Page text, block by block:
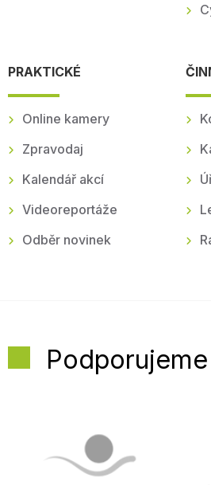
PRAKTICKÉ
Online kamery
Zpravodaj
Kalendář akcí
Videoreportáže
Odběr novinek
Podporujeme